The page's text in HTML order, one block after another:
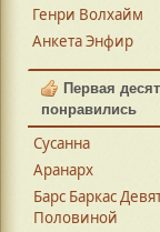
Генри Волхайм
Анкета Энфир
Первая
понравились
Сусанна
Аранарх
Барс Баркас
Половиной